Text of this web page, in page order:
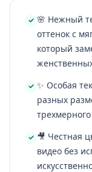
🌸 Нежный
оттенок с
который
✨ Особая
разных
🎥 Честная
видео без